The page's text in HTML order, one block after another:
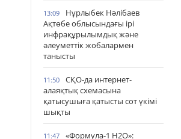
13:09
Нұрлыбек Нәлібаев
Ақтөбе облысындағы ірі
инфрақұрылымдық және
әлеуметтік жобалармен
танысты
11:50
СҚО-да интернет-
алаяқтық схемасына
қатысушыға қатысты сот үкімі
шықты
11:47
«Формула-1 H2O»: